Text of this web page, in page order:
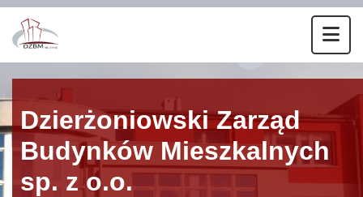
Dzierżoniowski Zarząd
Budynków Mieszkalnych
sp. z o.o.